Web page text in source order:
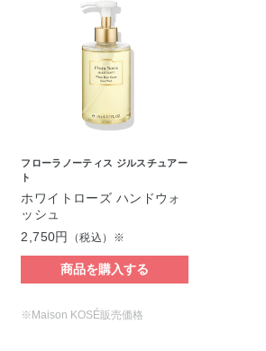
フローラノーティス ジルスチュアー
ト
ホワイトローズ ハンドウォ
ッシュ
2,750円
（税込）※
商品を購入する
※Maison KOSÉ販売価格